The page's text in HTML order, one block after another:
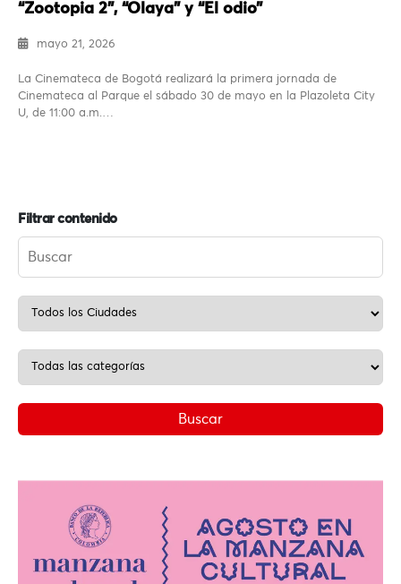
“Zootopia 2”, “Olaya” y “El odio”
mayo 21, 2026
La Cinemateca de Bogotá realizará la primera jornada de
Cinemateca al Parque el sábado 30 de mayo en la Plazoleta City
U, de 11:00 a.m.…
Filtrar contenido